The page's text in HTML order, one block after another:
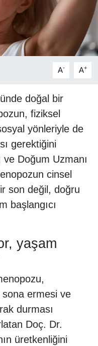
A- A+
doğal bir
fiziksel
yönleriyle de
gerektiğini
ve Doğum Uzmanı
cinsel
son değil, doğru
başlangıcı
yaşam
sona ermesi ve
durması
Doç. Dr.
üretkenliğini